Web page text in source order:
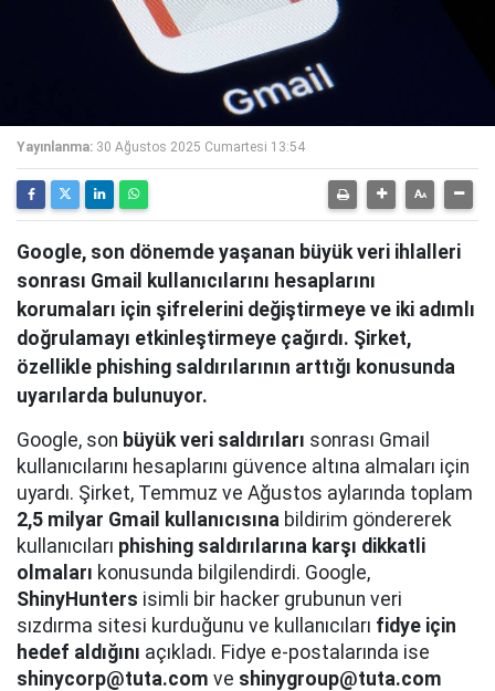
Yayınlanma: 30 Ağustos 2025 Cumartesi 13:54
Google, son dönemde yaşanan büyük veri ihlalleri
sonrası Gmail kullanıcılarını hesaplarını
korumaları için şifrelerini değiştirmeye ve iki adımlı
doğrulamayı etkinleştirmeye çağırdı. Şirket,
özellikle phishing saldırılarının arttığı konusunda
uyarılarda bulunuyor.
Google, son büyük veri saldırıları sonrası Gmail
kullanıcılarını hesaplarını güvence altına almaları için
uyardı. Şirket, Temmuz ve Ağustos aylarında toplam
2,5 milyar Gmail kullanıcısına bildirim göndererek
kullanıcıları phishing saldırılarına karşı dikkatli
olmaları konusunda bilgilendirdi. Google,
ShinyHunters isimli bir hacker grubunun veri
sızdırma sitesi kurduğunu ve kullanıcıları fidye için
hedef aldığını açıkladı. Fidye e-postalarında ise
shinycorp@tuta.com ve shinygroup@tuta.com